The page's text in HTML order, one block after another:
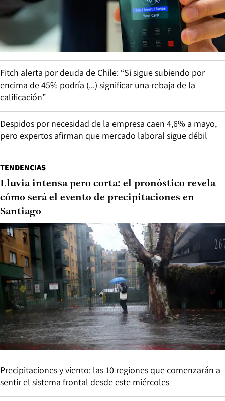
Fitch alerta por deuda de Chile: “Si sigue subiendo por
encima de 45% podría (...) significar una rebaja de la
calificación”
Despidos por necesidad de la empresa caen 4,6% a mayo,
pero expertos afirman que mercado laboral sigue débil
TENDENCIAS
Lluvia intensa pero corta: el pronóstico revela
cómo será el evento de precipitaciones en
Santiago
Precipitaciones y viento: las 10 regiones que comenzarán a
sentir el sistema frontal desde este miércoles